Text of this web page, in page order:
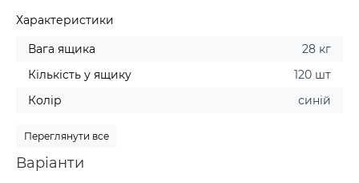
Характеристики
Вага ящика
28 кг
Кількість у ящику
120 шт
Колір
синій
Переглянути все
Варіанти